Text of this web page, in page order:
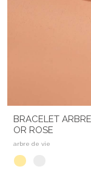
BRACELET
OR ROSE
arbre de vie